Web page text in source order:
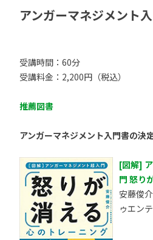
アンガーマネジメント
受講時間：60分
受講料金：2,200円（税込）
推薦図書
アンガーマネジメント入門書の決
[図解]
門 怒り
安藤俊
ゥエン